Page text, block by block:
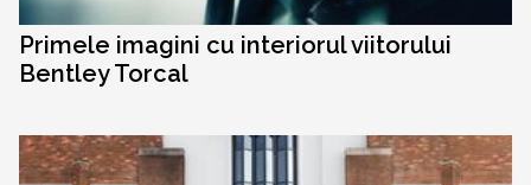
Primele imagini cu interiorul viitorului
Bentley Torcal